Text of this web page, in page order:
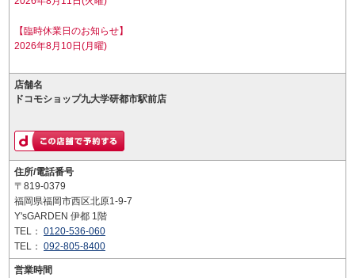
【臨時休業日のお知らせ】
2026年8月10日(月曜)
店舗名
ドコモショップ九大学研都市駅前店
住所/電話番号
〒819-0379
福岡県福岡市西区北原1-9-7
Y'sGARDEN 伊都 1階
TEL： 0120-536-060
TEL： 092-805-8400
営業時間